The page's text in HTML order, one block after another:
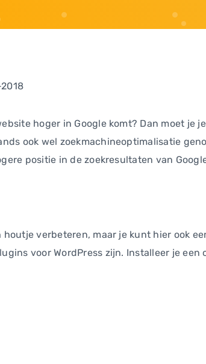
hoger in Google komt? Dan moet je
ook wel zoekmachineoptimalisatie
positie in de zoekresultaten van
verbeteren, maar je kunt hier ook
voor WordPress zijn. Installeer je